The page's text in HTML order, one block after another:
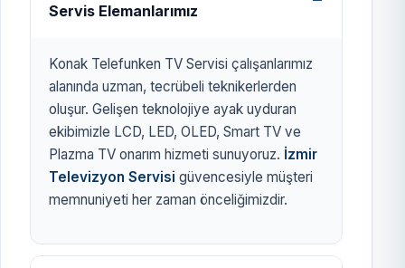
Servis Elemanlarımız
Konak Telefunken TV Servisi çalışanlarımız
alanında uzman, tecrübeli teknikerlerden
oluşur. Gelişen teknolojiye ayak uyduran
ekibimizle LCD, LED, OLED, Smart TV ve
Plazma TV onarım hizmeti sunuyoruz. İzmir
Televizyon Servisi güvencesiyle müşteri
memnuniyeti her zaman önceliğimizdir.